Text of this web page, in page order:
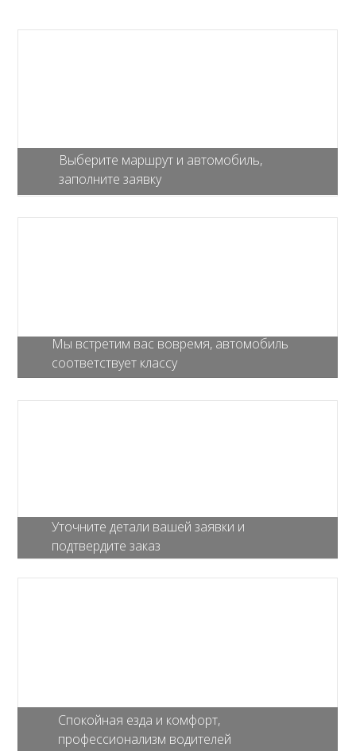
Выберите маршрут и автомобиль,
заполните заявку
Уточните детали вашей заявки и
подтвердите заказ
Мы встретим вас вовремя, автомобиль
соответствует классу
Спокойная езда и комфорт,
профессионализм водителей